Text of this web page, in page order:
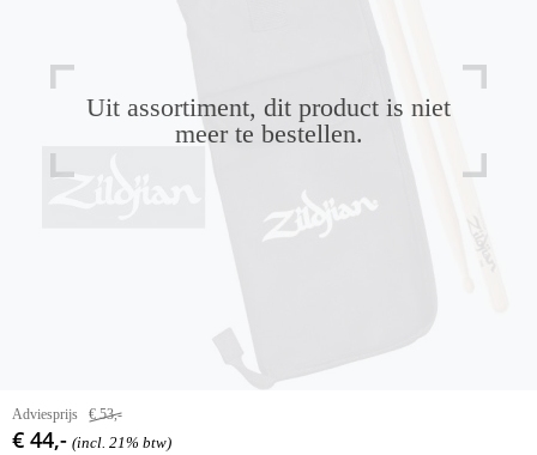
Uit assortiment, dit product is niet
meer te bestellen.
Adviesprijs € 53,-
€ 44,- (incl. 21% btw)